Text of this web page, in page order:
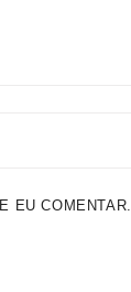
EU COMENTAR.